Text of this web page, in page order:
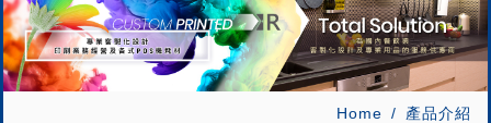
Home 產品介紹